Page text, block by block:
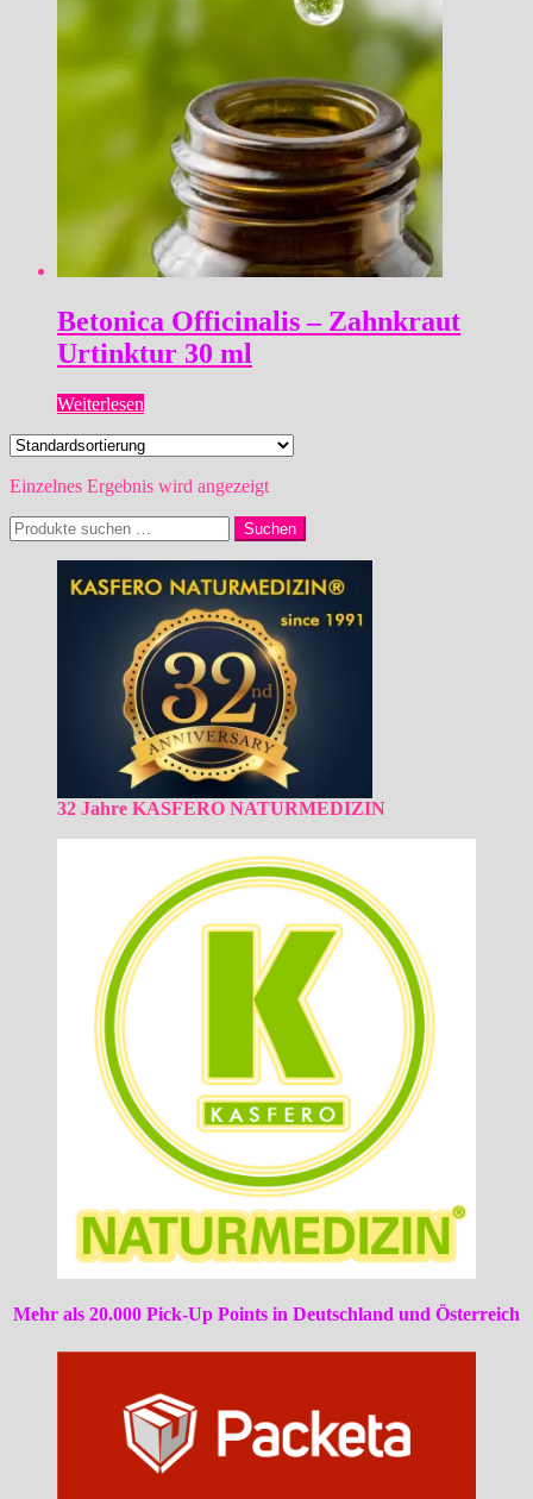
Betonica Officinalis – Zahnkraut
Urtinktur 30 ml
Weiterlesen
Einzelnes Ergebnis wird angezeigt
Suchen
nach:
Suchen
32 Jahre KASFERO NATURMEDIZIN
Mehr als 20.000 Pick-Up Points in Deutschland und Österreich